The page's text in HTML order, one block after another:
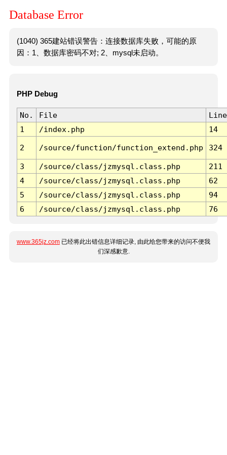
Database Error
(1040) 365建站错误警告：连接数据库失败，可能的原
因：1、数据库密码不对; 2、mysql未启动。
PHP Debug
No. File
Line
1
/index.php 14
2 /source/function/function_extend.php 324
3 /source/class/jzmysql.class.php
211
4
/source/class/jzmysql.class.php
62
5
/source/class/jzmysql.class.php
94
6
/source/class/jzmysql.class.php 76
www.365jz.com 已经将此出错信息详细记录, 由此给您带来的访问不便我
们深感歉意.